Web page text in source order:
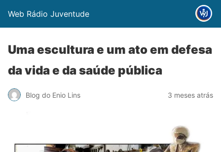
Web Rádio Juventude
Uma escultura e um ato em defesa
da vida e da saúde pública
Blog do Enio Lins 3 meses atrás